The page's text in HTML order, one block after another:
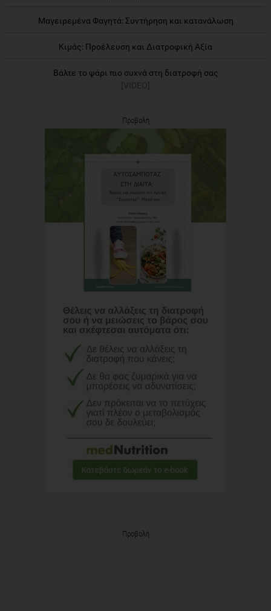
Μαγειρεμένα Φαγητά: Συντήρηση και κατανάλωση
Κιμάς: Προέλευση και Διατροφική Αξία
Βάλτε το ψάρι πιο συχνά στη διατροφή σας
[VIDEO]
Προβολή
Προβολή